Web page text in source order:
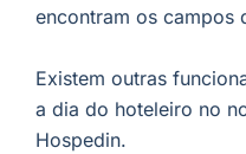
encontram os campos
Existem outras
a dia do hoteleiro no
Hospedin.